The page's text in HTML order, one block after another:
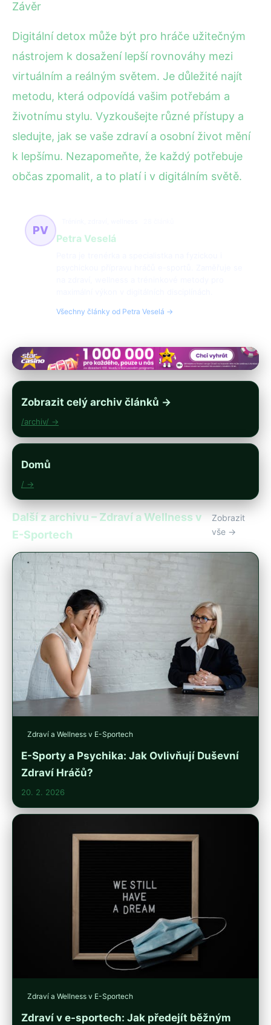
Závěr
Digitální detox může být pro hráče užitečným
nástrojem k dosažení lepší rovnováhy mezi
virtuálním a reálným světem. Je důležité najít
metodu, která odpovídá vašim potřebám a
životnímu stylu. Vyzkoušejte různé přístupy a
sledujte, jak se vaše zdraví a osobní život mění
k lepšímu. Nezapomeňte, že každý potřebuje
občas zpomalit, a to platí i v digitálním světě.
PV
Petra Veselá
Všechny články od Petra Veselá →
Zobrazit celý archiv článků →
/archiv/ →
Domů
/ →
Další z archivu – Zdraví a Wellness v
E-Sportech
Zobrazit
vše →
Zdraví a Wellness v E-Sportech
E-Sporty a Psychika: Jak Ovlivňují Duševní
Zdraví Hráčů?
20. 2. 2026
Zdraví a Wellness v E-Sportech
Zdraví v e-sportech: Jak předejít běžným